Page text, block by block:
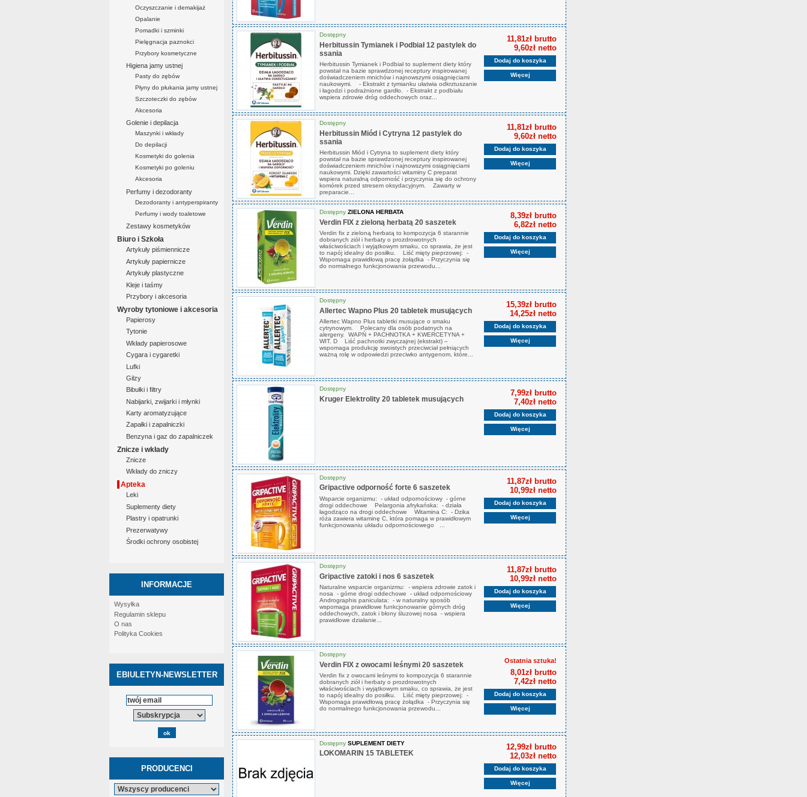
Oczyszczanie i demakijaż
Opalanie
Pomadki i szminki
Pielęgnacja paznokci
Przybory kosmetyczne
Higiena jamy ustnej
Pasty do zębów
Płyny do płukania jamy ustnej
Szczoteczki do zębów
Akcesoria
Golenie i depilacja
Maszynki i wkłady
Do depilacji
Kosmetyki do golenia
Kosmetyki po goleniu
Akcesoria
Perfumy i dezodoranty
Dezodoranty i antyperspiranty
Perfumy i wody toaletowe
Zestawy kosmetyków
Biuro i Szkoła
Artykuły piśmiennicze
Artykuły papiernicze
Artykuły plastyczne
Kleje i taśmy
Przybory i akcesoria
Wyroby tytoniowe i akcesoria
Papierosy
Tytonie
Wkłady papierosowe
Cygara i cygaretki
Lufki
Gilzy
Bibułki i filtry
Nabijarki, zwijarki i młynki
Karty aromatyzujące
Zapałki i zapalniczki
Benzyna i gaz do zapalniczek
Znicze i wkłady
Znicze
Wkłady do zniczy
Apteka
Leki
Suplementy diety
Plastry i opatrunki
Prezerwatywy
Środki ochrony osobistej
INFORMACJE
Wysyłka
Regulamin sklepu
O nas
Polityka Cookies
EBIULETYN-NEWSLETTER
PRODUCENCI
Dostępny
Herbitussin Tymianek i Podbiał 12 pastylek do
ssania
Herbitussin Tymianek i Podbiał to suplement diety który
powstał na bazie sprawdzonej receptury inspirowanej
doświadczeniem mnichów i najnowszymi osiągnięciami
naukowymi. - Ekstrakt z tymianku ułatwia odkrztuszanie
i łagodzi i podrażnione gardło. - Ekstrakt z podbiału
wspiera zdrowie dróg oddechowych oraz...
11,81zł brutto
9,60zł netto
Dodaj do koszyka
Więcej
Dostępny
Herbitussin Miód i Cytryna 12 pastylek do
ssania
Herbitussin Miód i Cytryna to suplement diety który
powstał na bazie sprawdzonej receptury inspirowanej
doświadczeniem mnichów i najnowszymi osiągnięciami
naukowymi. Dzięki zawartości witaminy C preparat
wspiera naturalną odporność i przyczynia się do ochrony
komórek przed stresem oksydacyjnym. Zawarty w
preparacie...
11,81zł brutto
9,60zł netto
Dodaj do koszyka
Więcej
Dostępny ZIELONA HERBATA
Verdin FIX z zieloną herbatą 20 saszetek
Verdin fix z zieloną herbatą to kompozycja 6 starannie
dobranych ziół i herbaty o prozdrowotnych
właściwościach i wyjątkowym smaku, co sprawia, że jest
to napój idealny do posiłku. Liść mięty pieprzowej: -
Wspomaga prawidłową pracę żołądka - Przyczynia się
do normalnego funkcjonowania przewodu...
8,39zł brutto
6,82zł netto
Dodaj do koszyka
Więcej
Dostępny
Allertec Wapno Plus 20 tabletek musujących
Allertec Wapno Plus tabletki musujące o smaku
cytrynowym. Polecany dla osób podatnych na
alergeny. WAPŃ + PACHNOTKA + KWERCETYNA +
WIT. D Liść pachnotki zwyczajnej (ekstrakt) –
wspomaga produkcję swoistych przeciwciał pełniących
ważną rolę w odpowiedzi przeciwko antygenom, które...
15,39zł brutto
14,25zł netto
Dodaj do koszyka
Więcej
Dostępny
Kruger Elektrolity 20 tabletek musujących
7,99zł brutto
7,40zł netto
Dodaj do koszyka
Więcej
Dostępny
Gripactive odporność forte 6 saszetek
Wsparcie organizmu: - układ odpornościowy - górne
drogi oddechowe Pelargonia afrykańska: - działa
łagodząco na drogi oddechowe Witamina C: - Dzika
róża zawiera witaminę C, która pomaga w prawidłowym
funkcjonowaniu układu odpornościowego ...
11,87zł brutto
10,99zł netto
Dodaj do koszyka
Więcej
Dostępny
Gripactive zatoki i nos 6 saszetek
Naturalne wsparcie organizmu: - wspiera zdrowie zatok i
nosa - górne drogi oddechowe - układ odpornościowy
Andrographis paniculata: - w naturalny sposób
wspomaga prawidłowe funkcjonowanie górnych dróg
oddechowych, zatok i błony śluzowej nosa - wspiera
prawidłowe działanie...
11,87zł brutto
10,99zł netto
Dodaj do koszyka
Więcej
Dostępny
Verdin FIX z owocami leśnymi 20 saszetek
Verdin fix z owocami leśnymi to kompozycja 6 starannie
dobranych ziół i herbaty o prozdrowotnych
właściwościach i wyjątkowym smaku, co sprawia, że jest
to napój idealny do posiłku. Liść mięty pieprzowej: -
Wspomaga prawidłową pracę żołądka - Przyczynia się
do normalnego funkcjonowania przewodu...
Ostatnia sztuka!
8,01zł brutto
7,42zł netto
Dodaj do koszyka
Więcej
Dostępny SUPLEMENT DIETY
LOKOMARIN 15 TABLETEK
12,99zł brutto
12,03zł netto
Dodaj do koszyka
Więcej